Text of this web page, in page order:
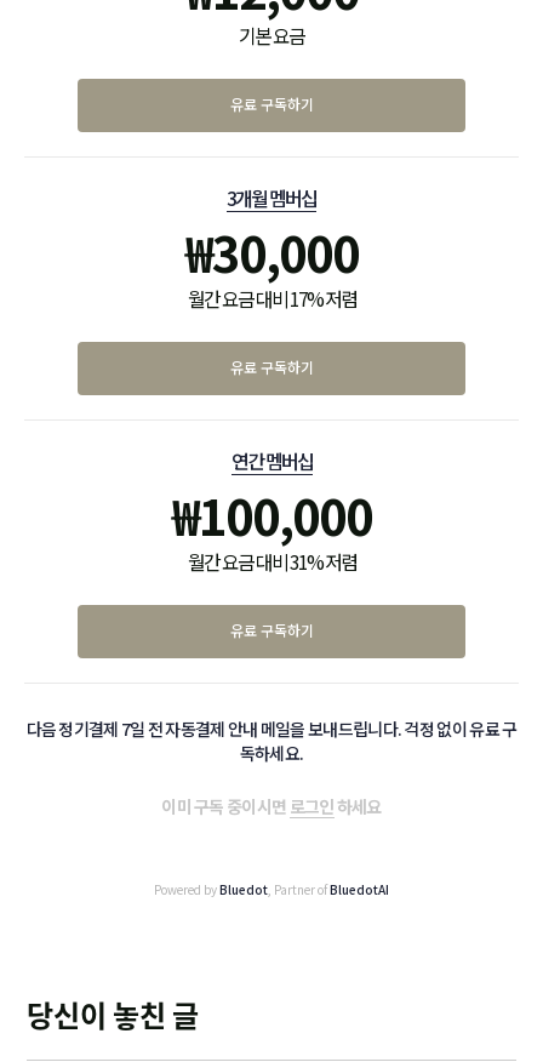
기본 요금
유료 구독하기
3개월 멤버십
₩30,000
월간 요금 대비 17% 저렴
유료 구독하기
연간 멤버십
₩100,000
월간 요금 대비 31% 저렴
유료 구독하기
다음 정기결제 7일 전 자동결제 안내 메일을 보내드립니다. 걱정 없이 유료 구
독하세요.
이미 구독 중이시면 로그인하세요
Powered byBluedot , Partner ofBluedotAI
당신이 놓친 글